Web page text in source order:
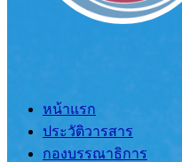
หน้าแรก
ประวัติวารสาร
กองบรรณาธิการ